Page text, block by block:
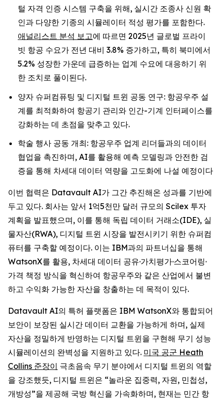
털 자격 인증 시스템 구축을 위해, 실시간 조종사 신원 확
인과 다양한 기종의 시뮬레이터 적성 평가를 포함한다.
애널리스트 분석 보고에 따르면 2025년 글로벌 프라이
빗 항공 수요가 전년 대비 3.8% 증가하고, 특히 북미에서
5.2% 성장한 가운데 급증하는 업계 수요에 대응하기 위
한 조치로 풀이된다.
양자 슈퍼컴퓨팅 및 디지털 트윈 공동 연구: 항공우주 설
계를 최적화하여 항공기 관리와 인간-기계 인터페이스를
강화하는 데 초점을 맞추고 있다.
학술 행사 공동 개최: 항공우주 업계 리더들과의 데이터
협업을 촉진하며, AI를 활용해 예측 모델링과 안전한 검
증을 통해 차세대 데이터 역량을 고도화에 나설 예정이다
이번 협력은 Datavault AI가 그간 추진해온 성과를 기반에
두고 있다. 회사는 앞서 1억5천만 달러 규모의 Scilex 투자
계획을 발표했으며, 이를 통해 독립 데이터 거래소(IDE), 실
물자산(RWA), 디지털 트윈 시장을 발전시키기 위한 슈퍼컴
퓨터를 구축할 예정이다. 이는 IBM과의 파트너십을 통해
WatsonX를 활용, 차세대 데이터 공유·가치평가·스코어링·
가격 책정 방식을 혁신하여 항공우주와 같은 산업에서 불변
하고 수익화 가능한 자산을 창출하는 데 목적이 있다.
Datavault AI의 특허 플랫폼은 IBM WatsonX와 통합되어
보안이 보장된 실시간 데이터 교환을 가능하게 하며, 실제
자산을 정밀하게 반영하는 디지털 트윈을 구현해 무기 성능
시뮬레이션의 완벽성을 지원하고 있다. 미국 공군 Heath
Collins 준장이 극초음속 무기 분야에서 디지털 트윈의 역할
을 강조했듯, 디지털 트윈은 “놀라운 집중력, 자원, 민첩성,
개방성”을 제공해 국방 혁신을 가속화하며, 현재는 민간 항